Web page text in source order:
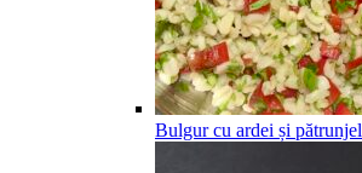
Bulgur cu ardei și pătrunjel